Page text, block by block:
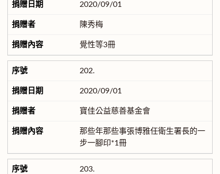
2020/09/01
陳秀梅
覺性等3冊
202.
2020/09/01
寶佳公益慈善基金會
那些年那些事張博雅任衛生署長的一
步一腳印*1冊
203.